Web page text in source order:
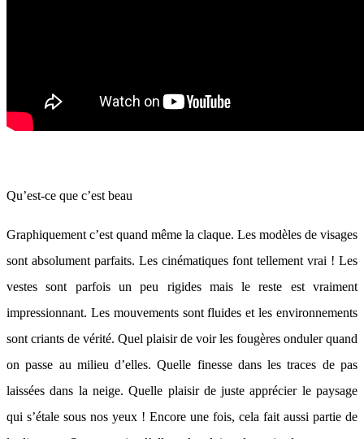
Qu’est-ce que c’est beau
Graphiquement c’est quand même la claque. Les modèles de visages
sont absolument parfaits. Les cinématiques font tellement vrai ! Les
vestes sont parfois un peu rigides mais le reste est vraiment
impressionnant. Les mouvements sont fluides et les environnements
sont criants de vérité. Quel plaisir de voir les fougères onduler quand
on passe au milieu d’elles. Quelle finesse dans les traces de pas
laissées dans la neige. Quelle plaisir de juste apprécier le paysage
qui s’étale sous nos yeux ! Encore une fois, cela fait aussi partie de